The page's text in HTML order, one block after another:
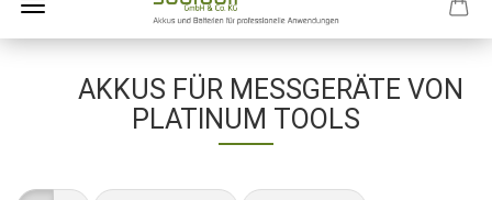
AKKUS FÜR MESSGERÄTE VON
PLATINUM TOOLS